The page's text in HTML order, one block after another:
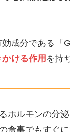
成分である「
ける作用 を持
ホルモンの分
食事でもすぐ